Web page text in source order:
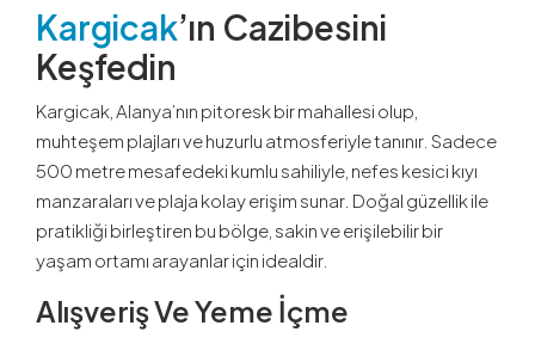
Kargicak’ın Cazibesini
Keşfedin
Kargicak, Alanya’nın pitoresk bir mahallesi olup,
muhteşem plajları ve huzurlu atmosferiyle tanınır. Sadece
500 metre mesafedeki kumlu sahiliyle, nefes kesici kıyı
manzaraları ve plaja kolay erişim sunar. Doğal güzellik ile
pratikliği birleştiren bu bölge, sakin ve erişilebilir bir
yaşam ortamı arayanlar için idealdir.
Alışveriş Ve Yeme İçme